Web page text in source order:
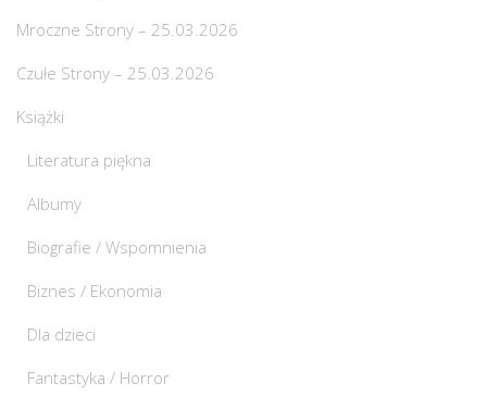
Mroczne Strony – 25.03.2026
Czułe Strony – 25.03.2026
Książki
Literatura piękna
Albumy
Biografie / Wspomnienia
Biznes / Ekonomia
Dla dzieci
Fantastyka / Horror